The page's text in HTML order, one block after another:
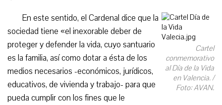
Cartel
conmemorativo
al Día de la Vida
en Valencia. /
Foto: AVAN.
En este sentido, el Cardenal dice que la
sociedad tiene «el inexorable deber de
proteger y defender la vida, cuyo santuario
es la familia, así como dotar a ésta de los
medios necesarios -económicos, jurídicos,
educativos, de vivienda y trabajo- para que
pueda cumplir con los fines que le